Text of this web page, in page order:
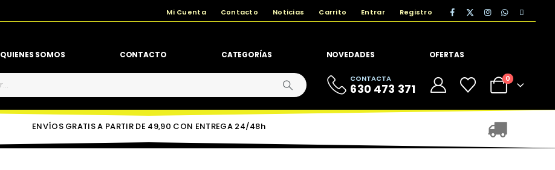
Mi Cuenta Contacto Noticias Carrito Entrar Registro
QUIENES SOMOS CONTACTO CATEGORÍAS NOVEDADES OFERTAS
CONTACTA
630 473 371
0
ENVÍOS GRATIS A PARTIR DE 49,90 CON ENTREGA 24/48h